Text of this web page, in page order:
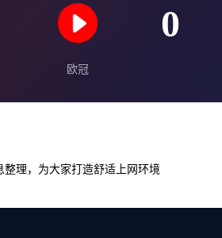
0
欧冠
理，为大家打造舒适上网环境